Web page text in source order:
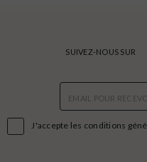
J'accepte les conditions
SUIVEZ-NOUS SUR